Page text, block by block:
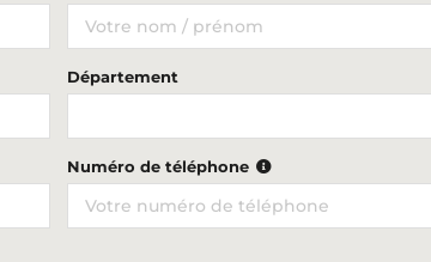
Département
Numéro de téléphone